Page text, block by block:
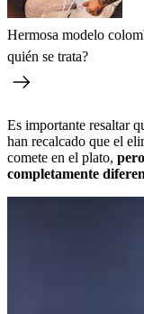
Hermosa modelo
quién se trata?
Es importante resaltar
han recalcado que el
comete en el plato,
completamente